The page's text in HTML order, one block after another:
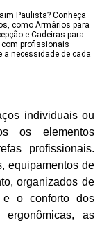
Paulista? Conheça
como Armários para
e Cadeiras para
profissionais
a necessidade de cada
individuais ou
os elementos
profissionais.
equipamentos de
organizados de
e o conforto dos
ergonômicas, as